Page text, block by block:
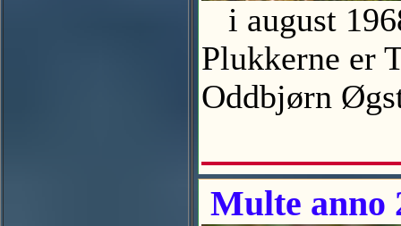
i august
Plukkerne er
Oddbjørn
Multe anno